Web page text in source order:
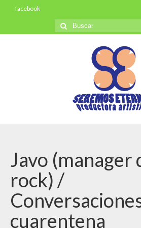
facebook
Buscar
por:
Javo (manager
rock) /
cuarentena